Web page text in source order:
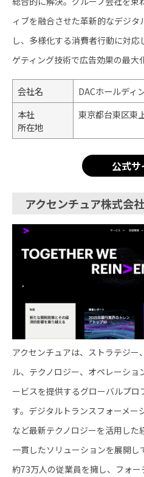
ィブを融合させた革新的なデジ
し、多様化する消費者行動に対
ゲティング技術で広告効果の最大
会社名
DACホールディ
本社
所在地
東京都台東区東
公式サ
アクセンチュア株式会社
アクセンチュアは、ストラテジー
ル、テクノロジー、オペレーシ
ービスを提供するグローバルプ
す。デジタルトランスフォーメー
など最新テクノロジーを活用し
一貫したソリューションを展開
約73万人の従業員を擁し、フォ